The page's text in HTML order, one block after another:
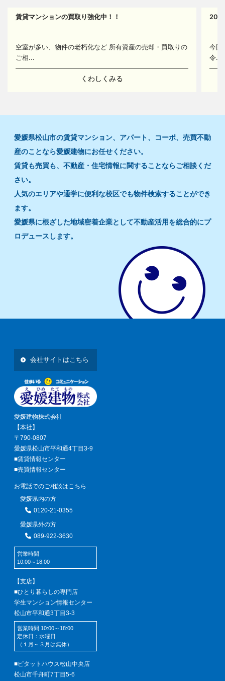
賃貸マンションの買取り強化中！！
空室が多い、物件の老朽化など 所有資産の売却・買取りの
ご相...
くわしくみる
今回
令...
愛媛県松山市の賃貸マンション、アパート、コーポ、売買不動
産のことなら愛媛建物にお任せください。
賃貸も売買も、不動産・住宅情報に関することならご相談くだ
さい。
人気のエリアや通学に便利な校区でも物件検索することができ
ます。
愛媛県に根ざした地域密着企業として不動産活用を総合的にプ
ロデュースします。
会社サイトはこちら
愛媛建物株式会社
【本社】
〒790-0807
愛媛県松山市平和通4丁目3-9
■賃貸情報センター
■売買情報センター
お電話でのご相談はこちら
愛媛県内の方
0120-21-0355
愛媛県外の方
089-922-3630
営業時間
10:00～18:00
【支店】
■ひとり暮らしの専門店
学生マンション情報センター
松山市平和通3丁目3-3
営業時間 10:00～18:00
定休日：水曜日
（１月～３月は無休）
■ピタットハウス松山中央店
松山市千舟町7丁目5-6